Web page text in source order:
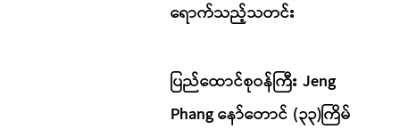
ရောက်သည့်သတင်း
ပြည်ထောင်စုဝန်ကြီး Jeng
Phang နော်တောင် (၃၃)ကြိမ်